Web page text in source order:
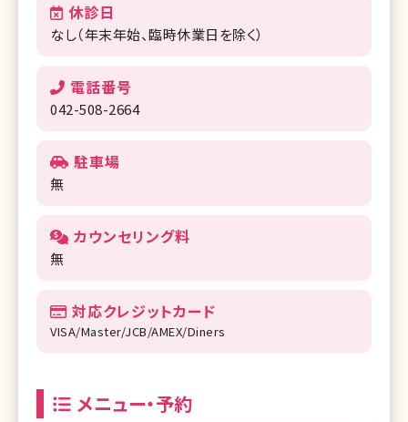
休診日
なし（年末年始、臨時休業日を除く）
電話番号
042-508-2664
駐車場
無
カウンセリング料
無
対応クレジットカード
VISA/Master/JCB/AMEX/Diners
メニュー・予約